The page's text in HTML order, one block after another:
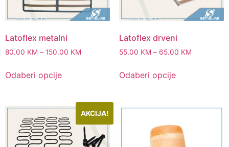
Latoflex metalni
80.00 KM – 150.00 KM
Odaberi opcije
Latoflex drveni
55.00 KM – 65.00 KM
Odaberi opcije
AKCIJA!